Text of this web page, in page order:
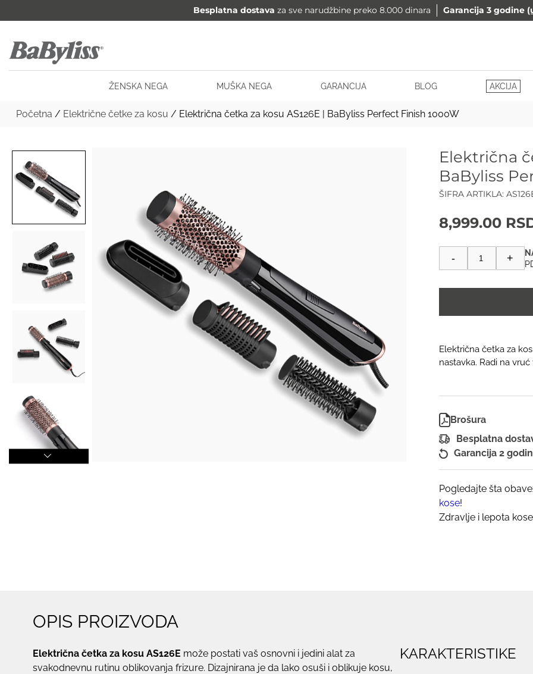
Besplatna dostava za sve narudžbine preko 8.000 dinara Garancija 3 godine
ŽENSKA NEGA MUŠKA NEGA GARANCIJA BLOG AKCIJA
Početna / Električne četke za kosu / Električna četka za kosu AS126E | BaByliss Perfect Finish 1000W
Električna
BaByliss
ŠIFRA ARTIKLA:
8,999.00
-
četka
za
kosu
BaByliss
1000W
količina
+
Električna četka za
nastavka. Radi na
Brošura
Besplatna
Garancija 2
Pogledajte šta
kose!
Zdravlje i lepota
OPIS PROIZVODA
Električna četka za kosu AS126E može postati vaš osnovni i jedini alat za
svakodnevnu rutinu oblikovanja frizure. Dizajnirana je da lako osuši i oblikuje kosu,
KARAKTERISTIKE